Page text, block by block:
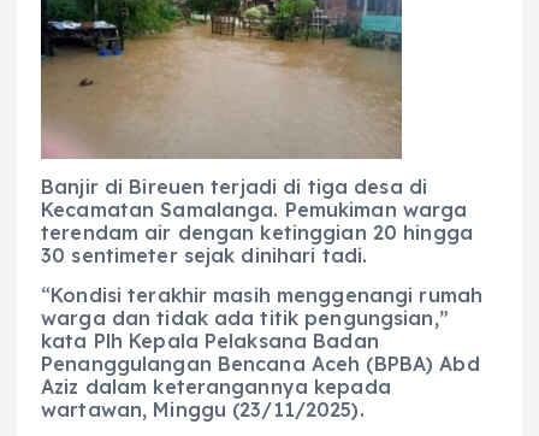
Banjir di Bireuen terjadi di tiga desa di
Kecamatan Samalanga. Pemukiman warga
terendam air dengan ketinggian 20 hingga
30 sentimeter sejak dinihari tadi.
“Kondisi terakhir masih menggenangi rumah
warga dan tidak ada titik pengungsian,”
kata Plh Kepala Pelaksana Badan
Penanggulangan Bencana Aceh (BPBA) Abd
Aziz dalam keterangannya kepada
wartawan, Minggu (23/11/2025).